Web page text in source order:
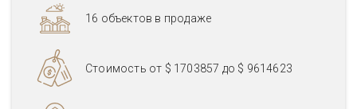
16 объектов в продаже
Стоимость от $ 1703857 до $ 9614623